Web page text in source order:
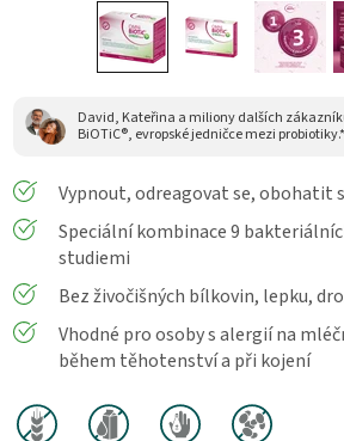
David, Kateřina a miliony dalších
BiOTiC®, evropské jedničce mezi probiotiky.*
Vypnout, odreagovat se, obohatit
Speciální kombinace 9
studiemi
Bez živočišných bílkovin, lepku,
Vhodné pro osoby s alergií na
během těhotenství a při kojení